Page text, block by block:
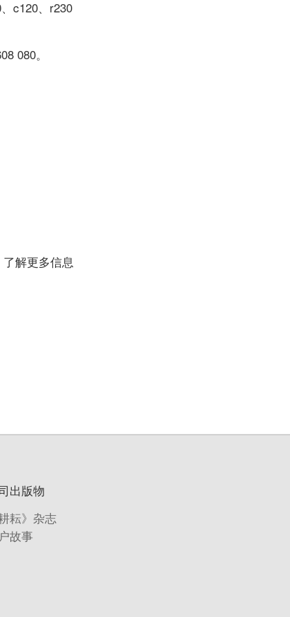
c120、r230
080。
解更多信息
出版物
耕耘》杂志
故事